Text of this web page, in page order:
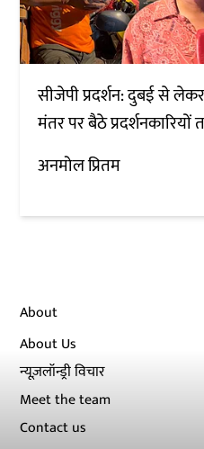
सीजेपी प्रदर्शन: दुबई से
मंतर पर बैठे
अनमोल प्रितम
About
About Us
न्यूज़लॉन्ड्री विचार
Meet the team
Contact us